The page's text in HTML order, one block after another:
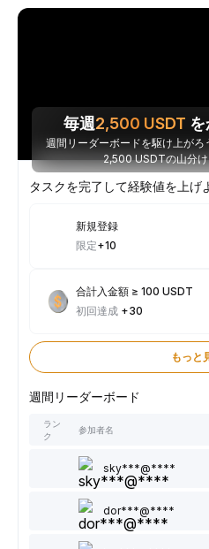
毎週2,500 USDT
週間リーダーボードを駆け上が
2,500 USDTの山分
タスクを完了して経験値を上げ
新規登録
限定+10
合計入金額 ≥ 100 USDT
初回達成 +30
もっと
週間リーダーボード
ラン
ク
参加者名
sky***@****
dor***@****